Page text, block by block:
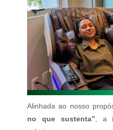
Alinhada ao nosso
no que sustenta” , a